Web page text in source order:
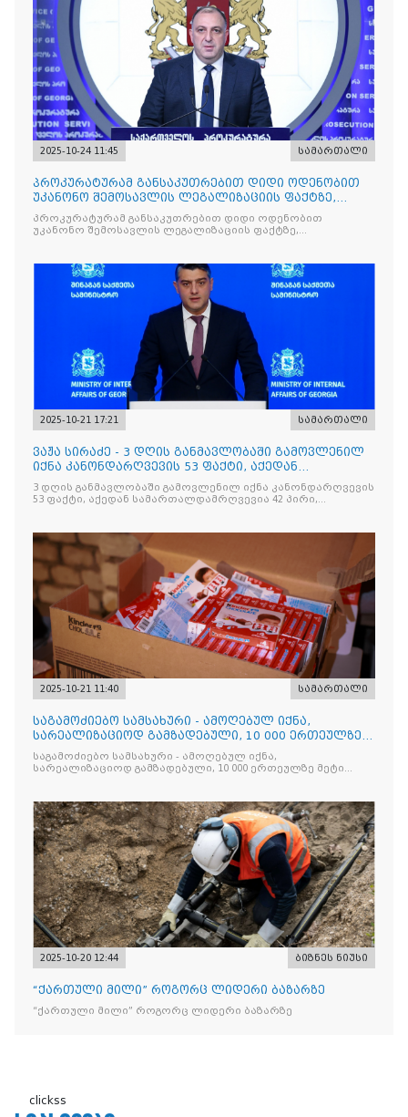
2025-10-24 11:45 სამართალი
პროკურატურამ განსაკუთრებით დიდი ოდენობით
უკანონო შემოსავლის ლეგალიზაციის ფაქტზე,
საქართველოს ყოფილ პ
პროკურატურამ განსაკუთრებით დიდი ოდენობით
უკანონო შემოსავლის ლეგალიზაციის ფაქტზე,
2025-10-21 17:21 სამართალი
ვაჟა სირაძე - 3 დღის განმავლობაში გამოვლენილ
იქნა კანონდარღვევის 53 ფაქტი, აქედან
სამართალდამრღვევია
3 დღის განმავლობაში გამოვლენილ იქნა კანონდარღვევის
53 ფაქტი, აქედან სამართალდამრღვევია 42 პირი,
2025-10-21 11:40 სამართალი
საგამოძიებო სამსახური - ამოღებულ იქნა,
სარეალიზაციოდ გამზადებული, 10 000 ერთეულზე
მეტი „Jacobs Monar
საგამოძიებო სამსახური - ამოღებულ იქნა,
სარეალიზაციოდ გამზადებული, 10 000 ერთეულზე მეტი
„Raffaello”-ს სასაქონლო ნიშნით უკანონო ნიშანდებული
ტკბილეული
2025-10-20 12:44 ბიზნეს ნიუსი
“ქართული მილი” როგორც ლიდერი ბაზარზე
“ქართული მილი” როგორც ლიდერი ბაზარზე
clickss